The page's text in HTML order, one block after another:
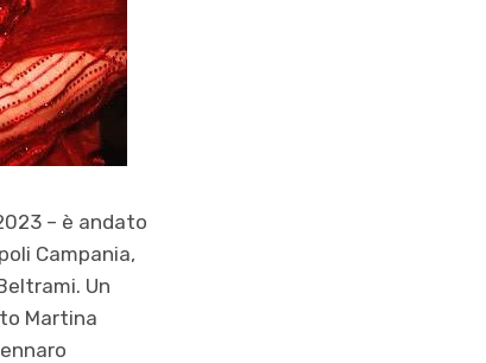
– è andato
Campania,
Un
Martina